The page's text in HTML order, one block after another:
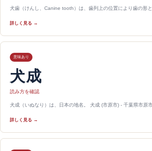
犬歯（けんし、Canine tooth）は、歯列上の位置により歯の形
詳しく見る →
意味あり
犬成
読み方を確認
犬成（いぬなり）は、日本の地名。 犬成 (市原市) - 千葉県市原
詳しく見る →